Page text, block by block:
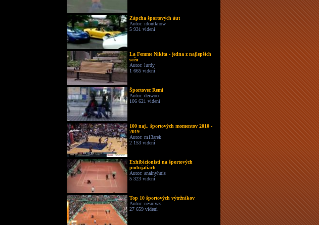
Zápcha športových áut
Autor: idontknow
5 931 videní
La Femme Nikita - jedna z najlepších
scén
Autor: lurdy
1 665 videní
Športovec Remi
Autor: deiwoo
106 621 videní
100 naj.. športových momentov 2010 -
2019
Autor: m13arek
2 153 videní
Exhibicionisti na športových
podujatiach
Autor: analnyhnis
5 323 videní
Top 10 športových výtržníkov
Autor: nesnivas
27 659 videní